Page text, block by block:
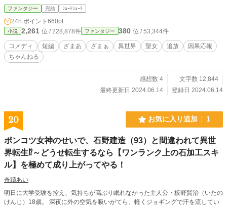
今日もまた、掲示板は悲喜こもごもに賑わっていた――
ファンタジー 完結 ｼｮｰﾄｼｮｰﾄ
24h.ポイント 660pt
小説 2,261 位 / 228,878件 ファンタジー 380 位 / 53,344件
コメディ 短編 ざまあ ざまぁ 異世界 聖女 追放
因果応報
ちゃんねる
感想数 4
文字数 12,844
最終更新日 2024.06.14
登録日 2024.06.14
20 お気に入り追加 1
ポンコツ女神のせいで、石野建造（93）と間違われて異世
界転生⁉～どうせ転生するなら【ワンランク上の石加工スキ
ル】を極めて成り上がってやる！
奇蹟あい
明日に大学受験を控え、気持ちが高ぶり眠れなかった主人公・板野賢治（いたの
けんじ）18歳。 深夜に外の空気を吸いがてら、軽くジョギングで汗を流してい